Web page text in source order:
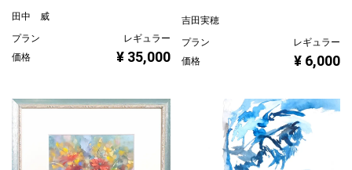
田中 威
プラン
レギュラー
価格
¥ 35,000
吉田実穂
プラン
レギュラー
価格
¥ 6,000